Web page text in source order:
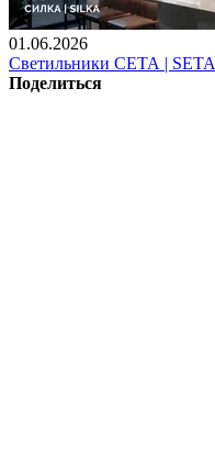
01.06.2026
Светильники СЕТА | SETA
Поделиться